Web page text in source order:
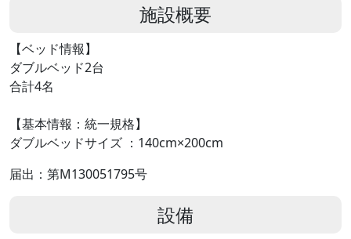
施設概要
【ベッド情報】
ダブルベッド2台
合計4名
【基本情報：統一規格】
ダブルベッドサイズ ：140cm×200cm
届出：第M130051795号
設備